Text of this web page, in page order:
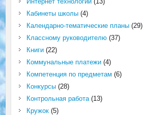
Кабинеты школы(4)
Календарно-тематические планы(29)
Классному руководителю(37)
Книги(22)
Коммунальные платежи(4)
Компетенция по предметам (6)
Конкурсы(28)
Контрольная работа(13)
Кружок(5)